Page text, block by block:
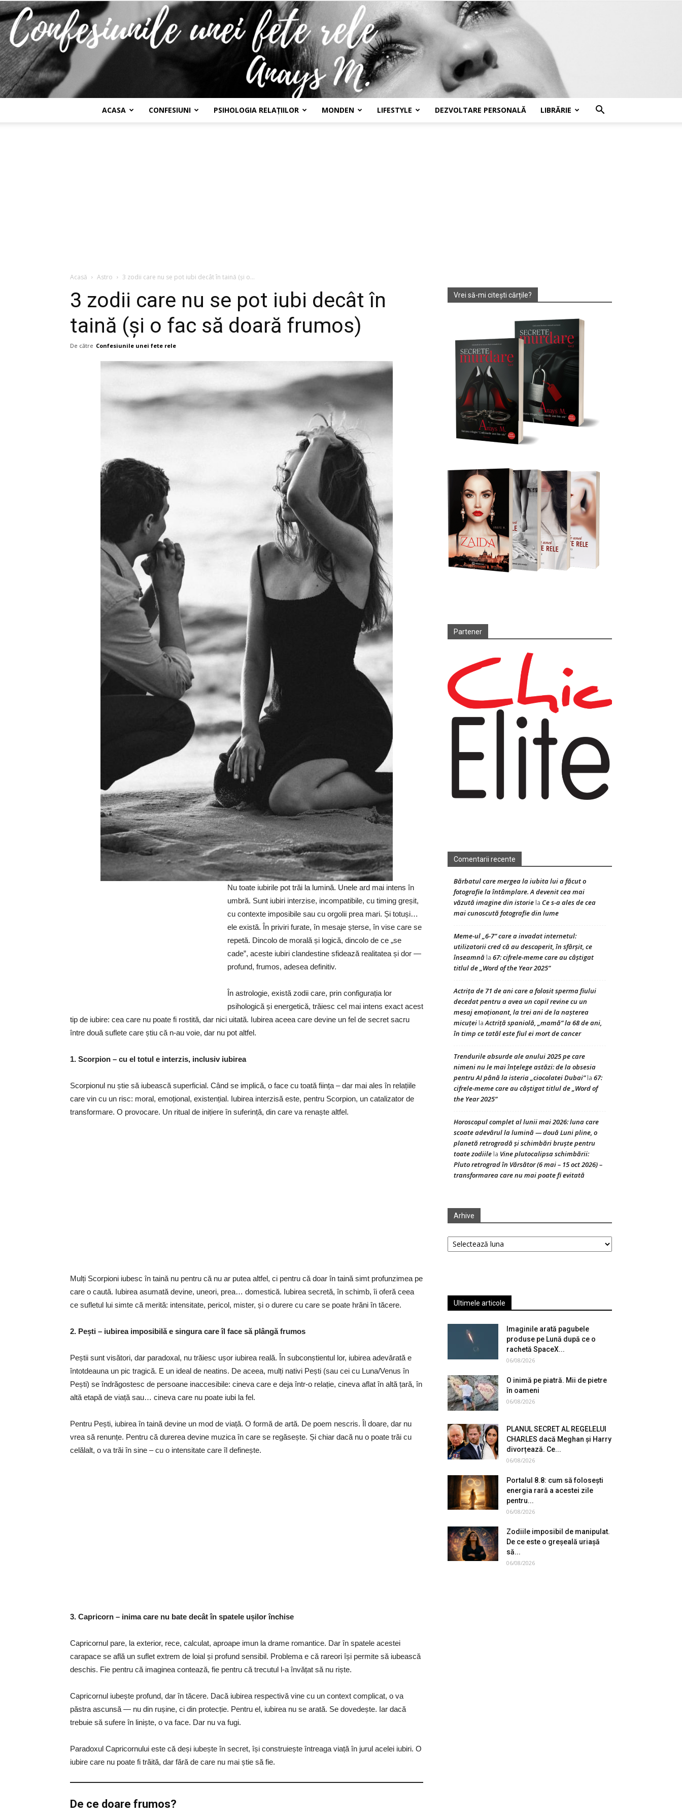
rele
ACASA CONFESIUNI PSIHOLOGIA RELAȚIILOR MONDEN LIFESTYLE DEZVOLTARE PERSONALĂ LIBRĂRIE
Acasă Astro 3 zodii care nu se pot iubi decât în taină (și o...
3 zodii care nu se pot iubi decât în
taină (și o fac să doară frumos)
De către Confesiunile unei fete rele
Nu toate iubirile pot trăi la lumină. Unele ard mai intens în
umbră. Sunt iubiri interzise, incompatibile, cu timing greșit,
cu contexte imposibile sau cu orgolii prea mari. Și totuși…
ele există. În priviri furate, în mesaje șterse, în vise care se
repetă. Dincolo de morală și logică, dincolo de ce „se
cade”, aceste iubiri clandestine sfidează realitatea și dor —
profund, frumos, adesea definitiv.
În astrologie, există zodii care, prin configurația lor
psihologică și energetică, trăiesc cel mai intens exact acest
tip de iubire: cea care nu poate fi rostită, dar nici uitată. Iubirea aceea care devine un fel de secret sacru
între două suflete care știu că n-au voie, dar nu pot altfel.
1. Scorpion – cu el totul e interzis, inclusiv iubirea
Scorpionul nu știe să iubească superficial. Când se implică, o face cu toată ființa – dar mai ales în relațiile
care vin cu un risc: moral, emoțional, existențial. Iubirea interzisă este, pentru Scorpion, un catalizator de
transformare. O provocare. Un ritual de inițiere în suferință, din care va renaște altfel.
Mulți Scorpioni iubesc în taină nu pentru că nu ar putea altfel, ci pentru că doar în taină simt profunzimea pe
care o caută. Iubirea asumată devine, uneori, prea… domestică. Iubirea secretă, în schimb, îi oferă ceea
ce sufletul lui simte că merită: intensitate, pericol, mister, și o durere cu care se poate hrăni în tăcere.
2. Pești – iubirea imposibilă e singura care îl face să plângă frumos
Peștii sunt visători, dar paradoxal, nu trăiesc ușor iubirea reală. În subconștientul lor, iubirea adevărată e
întotdeauna un pic tragică. E un ideal de neatins. De aceea, mulți nativi Pești (sau cei cu Luna/Venus în
Pești) se îndrăgostesc de persoane inaccesibile: cineva care e deja într-o relație, cineva aflat în altă țară, în
altă etapă de viață sau… cineva care nu poate iubi la fel.
Pentru Pești, iubirea în taină devine un mod de viață. O formă de artă. De poem nescris. Îl doare, dar nu
vrea să renunțe. Pentru că durerea devine muzica în care se regăsește. Și chiar dacă nu o poate trăi cu
celălalt, o va trăi în sine – cu o intensitate care îl definește.
3. Capricorn – inima care nu bate decât în spatele ușilor închise
Capricornul pare, la exterior, rece, calculat, aproape imun la drame romantice. Dar în spatele acestei
carapace se află un suflet extrem de loial și profund sensibil. Problema e că rareori își permite să iubească
deschis. Fie pentru că imaginea contează, fie pentru că trecutul l-a învățat să nu riște.
Capricornul iubește profund, dar în tăcere. Dacă iubirea respectivă vine cu un context complicat, o va
păstra ascunsă — nu din rușine, ci din protecție. Pentru el, iubirea nu se arată. Se dovedește. Iar dacă
trebuie să sufere în liniște, o va face. Dar nu va fugi.
Paradoxul Capricornului este că deși iubește în secret, își construiește întreaga viață în jurul acelei iubiri. O
iubire care nu poate fi trăită, dar fără de care nu mai știe să fie.
De ce doare frumos?
Vrei să-mi citești cărțile?
Partener
Comentarii recente
Bărbatul care mergea la iubita lui a făcut o
fotografie la întâmplare. A devenit cea mai
văzută imagine din istorie la Ce s-a ales de cea
mai cunoscută fotografie din lume
Meme-ul „6-7” care a invadat internetul:
utilizatorii cred că au descoperit, în sfârșit, ce
înseamnă la 67: cifrele-meme care au câștigat
titlul de „Word of the Year 2025”
Actrița de 71 de ani care a folosit sperma fiului
decedat pentru a avea un copil revine cu un
mesaj emoționant, la trei ani de la nașterea
micuței laActriță spaniolă, „mamă” la 68 de ani,
în timp ce tatăl este fiul ei mort de cancer
Trendurile absurde ale anului 2025 pe care
nimeni nu le mai înțelege astăzi: de la obsesia
pentru AI până la isteria „ciocolatei Dubai”la 67:
cifrele-meme care au câștigat titlul de „Word of
the Year 2025”
Horoscopul complet al lunii mai 2026: luna care
scoate adevărul la lumină — două Luni pline, o
planetă retrogradă și schimbări bruște pentru
toate zodiile la Vine plutocalipsa schimbării:
Pluto retrograd în Vărsător (6 mai – 15 oct 2026) –
transformarea care nu mai poate fi evitată
Arhive
Arhive
Ultimele articole
Imaginile arată pagubele
produse pe Lună după ce o
rachetă SpaceX...
06/08/2026
O inimă pe piatră. Mii de pietre
în oameni
06/08/2026
PLANUL SECRET AL REGELELUI
CHARLES dacă Meghan și Harry
divorțează. Ce...
06/08/2026
Portalul 8.8: cum să folosești
energia rară a acestei zile
pentru...
06/08/2026
Zodiile imposibil de manipulat.
De ce este o greșeală uriașă
să...
06/08/2026